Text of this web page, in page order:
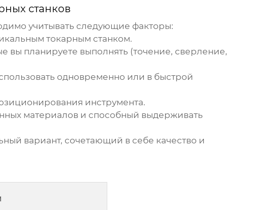
станков
учитывать следующие факторы:
токарным станком.
планируете выполнять (точение, сверление,
одновременно или в быстрой
инструмента.
материалов и способный выдерживать
вариант, сочетающий в себе качество и